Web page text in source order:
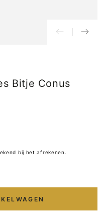
Bitje Conus
bij het afrekenen.